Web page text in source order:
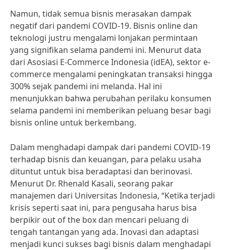
Namun, tidak semua bisnis merasakan dampak
negatif dari pandemi COVID-19. Bisnis online dan
teknologi justru mengalami lonjakan permintaan
yang signifikan selama pandemi ini. Menurut data
dari Asosiasi E-Commerce Indonesia (idEA), sektor e-
commerce mengalami peningkatan transaksi hingga
300% sejak pandemi ini melanda. Hal ini
menunjukkan bahwa perubahan perilaku konsumen
selama pandemi ini memberikan peluang besar bagi
bisnis online untuk berkembang.
Dalam menghadapi dampak dari pandemi COVID-19
terhadap bisnis dan keuangan, para pelaku usaha
dituntut untuk bisa beradaptasi dan berinovasi.
Menurut Dr. Rhenald Kasali, seorang pakar
manajemen dari Universitas Indonesia, “Ketika terjadi
krisis seperti saat ini, para pengusaha harus bisa
berpikir out of the box dan mencari peluang di
tengah tantangan yang ada. Inovasi dan adaptasi
menjadi kunci sukses bagi bisnis dalam menghadapi